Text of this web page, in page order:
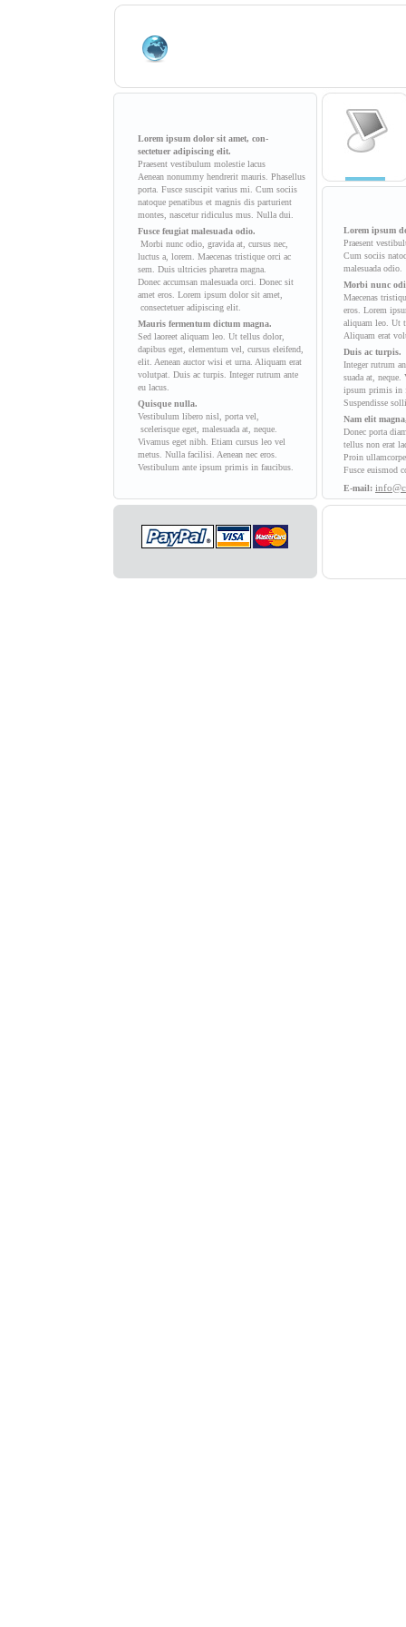
Lorem ipsum dolor sit amet, con-
sectetuer adipiscing elit.
Praesent vestibulum molestie lacus
Aenean nonummy hendrerit mauris. Phasellus
porta. Fusce suscipit varius mi. Cum sociis
natoque penatibus et magnis dis parturient
montes, nascetur ridiculus mus. Nulla dui.
Fusce feugiat malesuada odio.
Morbi nunc odio, gravida at, cursus nec,
luctus a, lorem. Maecenas tristique orci ac
sem. Duis ultricies pharetra magna.
Donec accumsan malesuada orci. Donec sit
amet eros. Lorem ipsum dolor sit amet,
consectetuer adipiscing elit.
Mauris fermentum dictum magna.
Sed laoreet aliquam leo. Ut tellus dolor,
dapibus eget, elementum vel, cursus eleifend,
elit. Aenean auctor wisi et urna. Aliquam erat
volutpat. Duis ac turpis. Integer rutrum ante
eu lacus.
Quisque nulla.
Vestibulum libero nisl, porta vel,
scelerisque eget, malesuada at, neque.
Vivamus eget nibh. Etiam cursus leo vel
metus. Nulla facilisi. Aenean nec eros.
Vestibulum ante ipsum primis in faucibus.
Lorem ipsum
Praesent
Cum sociis
malesuada odio.
Morbi nunc
Maecenas
eros. Lorem
aliquam leo. Ut
Aliquam erat
Duis ac turpis.
Integer rutrum
suada at,
ipsum primis in
Suspendisse
Nam elit
Donec porta
tellus non erat
Proin
Fusce euismod
E-mail: